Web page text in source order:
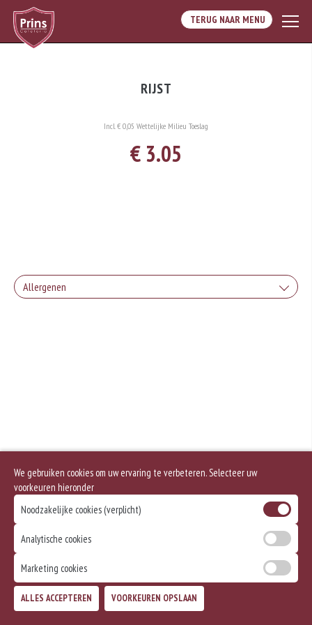
TERUG NAAR MENU
RIJST
Incl. € 0,05 Wettelijke Milieu Toeslag
€ 3.05
Allergenen
We gebruiken cookies om uw ervaring te verbeteren. Selecteer uw
voorkeuren hieronder
Noodzakelijke cookies (verplicht)
Analytische cookies
Marketing cookies
ALLES ACCEPTEREN VOORKEUREN OPSLAAN